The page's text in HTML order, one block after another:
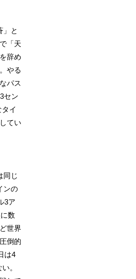
」と
「天
辞め
やる
パス
セン
イ
てい
同じ
ンの
3ア
数
世界
倒的
は4
。